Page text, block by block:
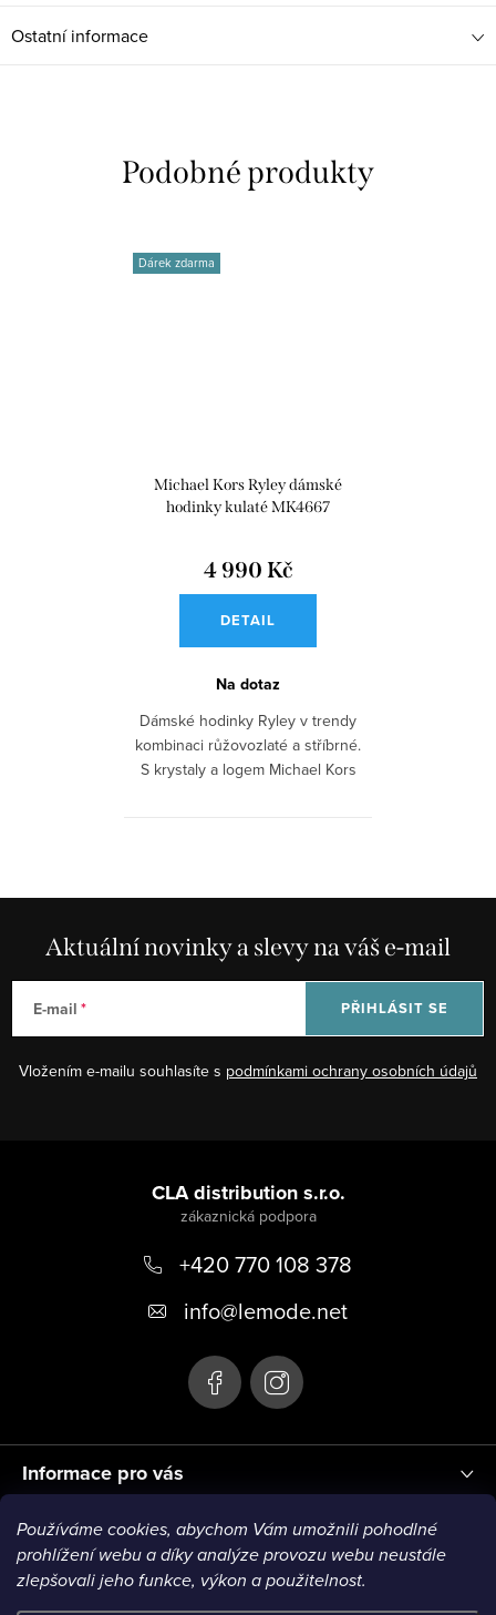
Používáme cookies, abychom Vám umožnili pohodlné
prohlížení webu a díky analýze provozu webu neustále
zlepšovali jeho funkce, výkon a použitelnost.
Ostatní informace
Dárek zdarma
Michael Kors Ryley dámské
hodinky kulaté MK4667
4 990 Kč
DETAIL
Na dotaz
Dámské hodinky Ryley v trendy
kombinaci růžovozlaté a stříbrné.
S krystaly a logem Michael Kors
Aktuální novinky a slevy na váš e-mail
E-mail
Vložením e-mailu souhlasíte s podmínkami ochrany osobních údajů
PŘIHLÁSIT SE
Informace pro vás
CLA distribution s.r.o.
+420 770 108 378
info@lemode.net
Blog